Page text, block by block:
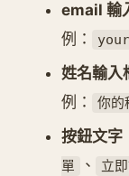
email 輸
例：
姓名輸入
例：
你的
按鈕文字
單
、 立